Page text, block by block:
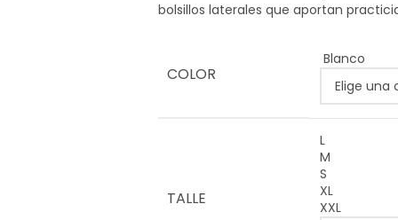
bolsillos laterales que aportan
COLOR
Blanco
TALLE
L
M
S
XL
XXL